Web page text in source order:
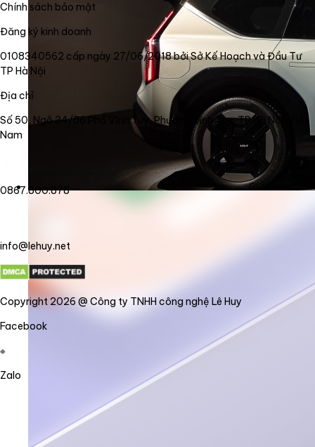
Chính sách bảo mật
Đăng ký kinh doanh
0108340562 cấp ngày 27/06/2018 bởi Sở Kế Hoạch và Đầu Tư
TP Hà Nội
Địa chỉ
Số 50, Ngõ 34/56 Phố Vĩnh Tuy, Phường Vĩnh Tuy, TP Hà Nội, Việt
Nam
0867.800.878
info@lehuy.net
Copyright 2026 @ Công ty TNHH công nghệ Lê Huy
Facebook
Zalo